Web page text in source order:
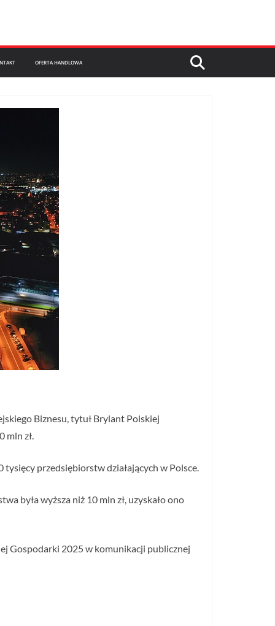
OFERTA HANDLOWA
Biznesu, tytuł Brylant Polskiej
mln zł.
przedsiębiorstw działających w Polsce.
była wyższa niż 10 mln zł, uzyskało ono
Gospodarki 2025 w komunikacji publicznej